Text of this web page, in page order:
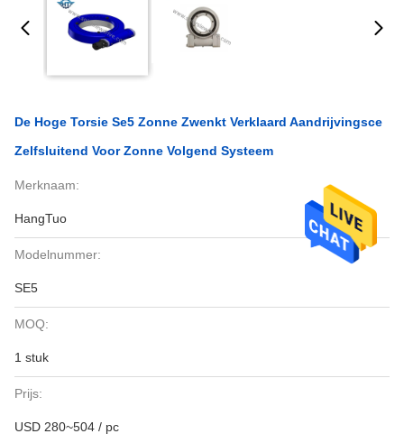
De Hoge Torsie Se5 Zonne Zwenkt Verklaard Aandrijvingsce
Zelfsluitend Voor Zonne Volgend Systeem
Merknaam:
HangTuo
Modelnummer:
SE5
MOQ:
1 stuk
Prijs:
USD 280~504 / pc